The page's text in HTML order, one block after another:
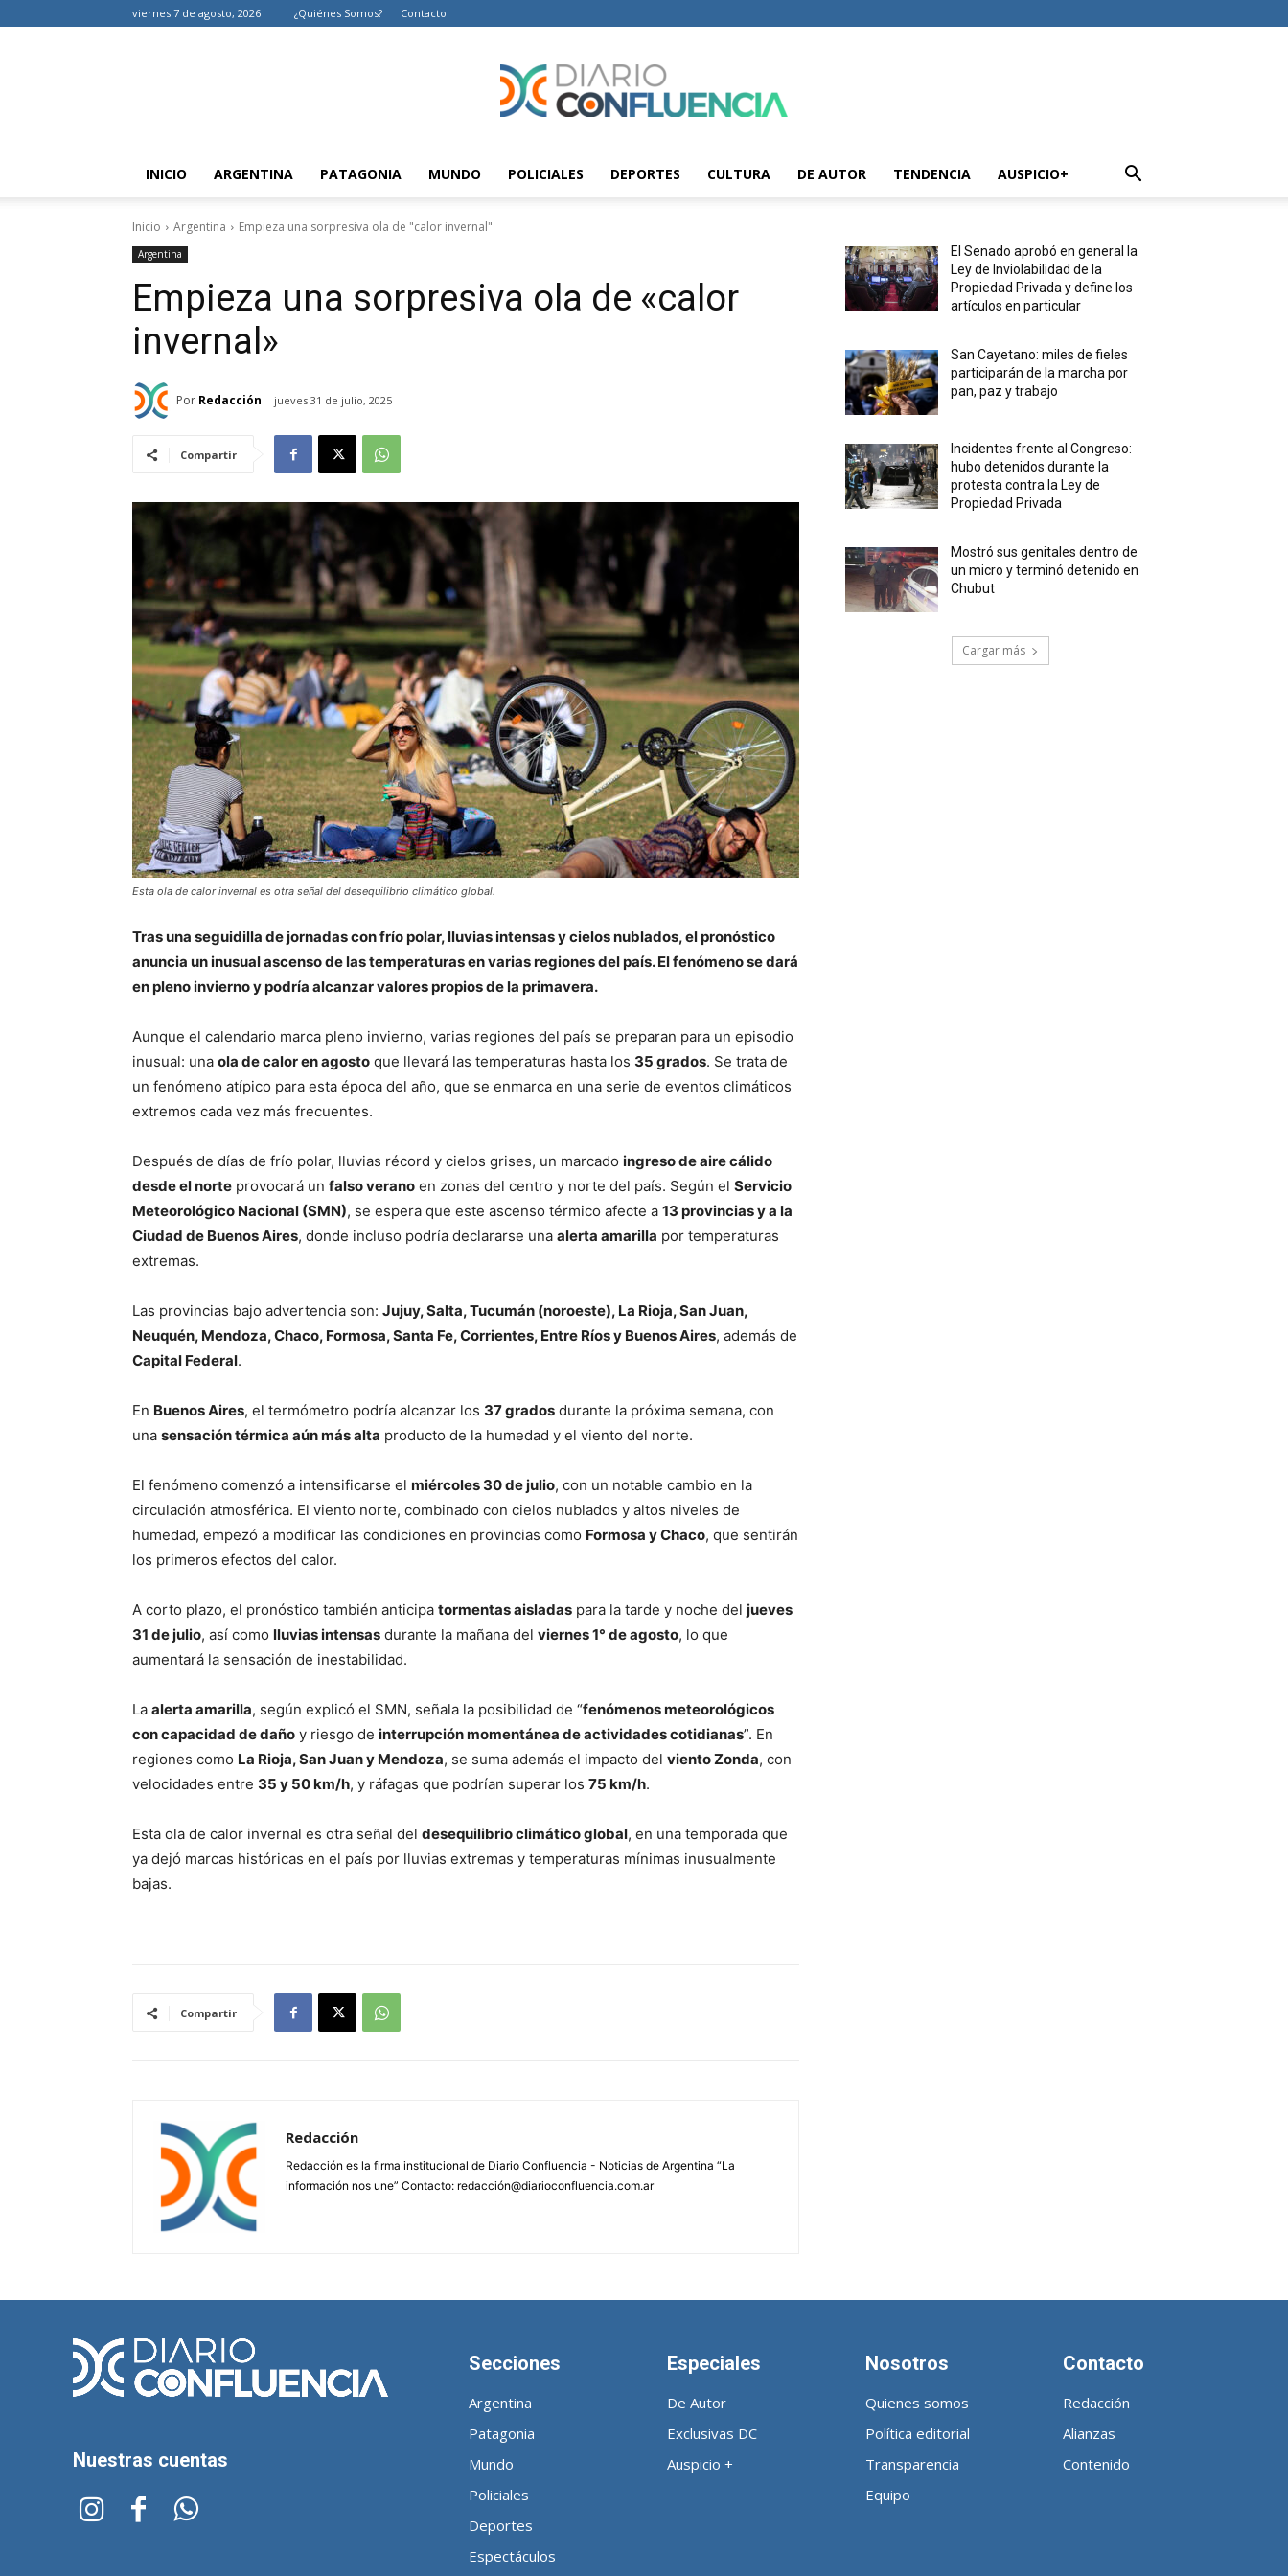
viernes 7 de agosto, 2026 ¿Quiénes Somos? Contacto
Diario
Confluencia
Noticias
de
Argentina
INICIO ARGENTINA PATAGONIA MUNDO POLICIALES DEPORTES CULTURA DE AUTOR TENDENCIA AUSPICIO+
Inicio Argentina Empieza una sorpresiva ola de "calor invernal"
Argentina
Empieza una sorpresiva ola de «calor
invernal»
Por Redacción jueves 31 de julio, 2025
Compartir
Esta ola de calor invernal es otra señal del desequilibrio climático global.
Tras una seguidilla de jornadas con frío polar, lluvias intensas y cielos nublados, el pronóstico
anuncia un inusual ascenso de las temperaturas en varias regiones del país. El fenómeno se dará
en pleno invierno y podría alcanzar valores propios de la primavera.
Aunque el calendario marca pleno invierno, varias regiones del país se preparan para un episodio
inusual: una ola de calor en agosto que llevará las temperaturas hasta los 35 grados. Se trata de
un fenómeno atípico para esta época del año, que se enmarca en una serie de eventos climáticos
extremos cada vez más frecuentes.
Después de días de frío polar, lluvias récord y cielos grises, un marcado ingreso de aire cálido
desde el norte provocará un falso verano en zonas del centro y norte del país. Según el Servicio
Meteorológico Nacional (SMN), se espera que este ascenso térmico afecte a 13 provincias y a la
Ciudad de Buenos Aires, donde incluso podría declararse una alerta amarilla por temperaturas
extremas.
Las provincias bajo advertencia son: Jujuy, Salta, Tucumán (noroeste), La Rioja, San Juan,
Neuquén, Mendoza, Chaco, Formosa, Santa Fe, Corrientes, Entre Ríos y Buenos Aires, además de
Capital Federal.
En Buenos Aires, el termómetro podría alcanzar los 37 grados durante la próxima semana, con
una sensación térmica aún más alta producto de la humedad y el viento del norte.
El fenómeno comenzó a intensificarse el miércoles 30 de julio, con un notable cambio en la
circulación atmosférica. El viento norte, combinado con cielos nublados y altos niveles de
humedad, empezó a modificar las condiciones en provincias como Formosa y Chaco, que sentirán
los primeros efectos del calor.
A corto plazo, el pronóstico también anticipa tormentas aisladas para la tarde y noche del jueves
31 de julio, así como lluvias intensas durante la mañana del viernes 1° de agosto, lo que
aumentará la sensación de inestabilidad.
La alerta amarilla, según explicó el SMN, señala la posibilidad de “fenómenos meteorológicos
con capacidad de daño y riesgo de interrupción momentánea de actividades cotidianas”. En
regiones como La Rioja, San Juan y Mendoza, se suma además el impacto del viento Zonda, con
velocidades entre 35 y 50 km/h, y ráfagas que podrían superar los 75 km/h.
Esta ola de calor invernal es otra señal del desequilibrio climático global, en una temporada que
ya dejó marcas históricas en el país por lluvias extremas y temperaturas mínimas inusualmente
bajas.
Compartir
Redacción
Redacción es la firma institucional de Diario Confluencia - Noticias de Argentina “La
información nos une” Contacto: redacción@diarioconfluencia.com.ar
El Senado aprobó en general la
Ley de Inviolabilidad de la
Propiedad Privada y define los
artículos en particular
San Cayetano: miles de fieles
participarán de la marcha por
pan, paz y trabajo
Incidentes frente al Congreso:
hubo detenidos durante la
protesta contra la Ley de
Propiedad Privada
Mostró sus genitales dentro de
un micro y terminó detenido en
Chubut
Cargar más
Nuestras cuentas
Secciones
Argentina
Patagonia
Mundo
Policiales
Deportes
Espectáculos
Especiales
De Autor
Exclusivas DC
Auspicio +
Nosotros
Quienes somos
Política editorial
Transparencia
Equipo
Contacto
Redacción
Alianzas
Contenido